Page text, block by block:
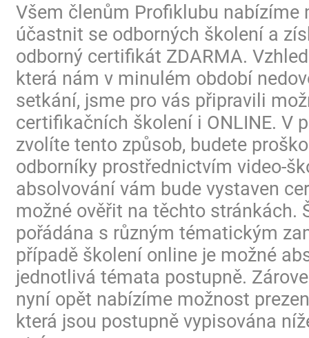
Všem členům Profiklubu nabízíme
účastnit se odborných školení a
odborný certifikát ZDARMA.
která nám v minulém období
setkání, jsme pro vás připravili
certifikačních školení i ONLINE. V
zvolíte tento způsob, budete
odborníky prostřednictvím video-
absolvování vám bude vystaven
možné ověřit na těchto stránkách.
pořádána s různým tématickým
případě školení online je možné
jednotlivá témata postupně.
nyní opět nabízíme možnost
která jsou postupně vypisována